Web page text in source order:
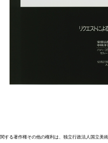
する著作権その他の権利は、独立行政法人国立